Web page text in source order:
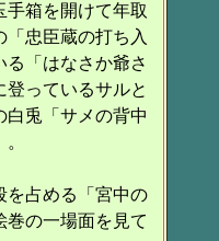
手箱を開けて年取
「忠臣蔵の打ち入
る「はなさか爺さ
登っているサルと
白兎「サメの背中
を占める「宮中の
巻の一場面を見て